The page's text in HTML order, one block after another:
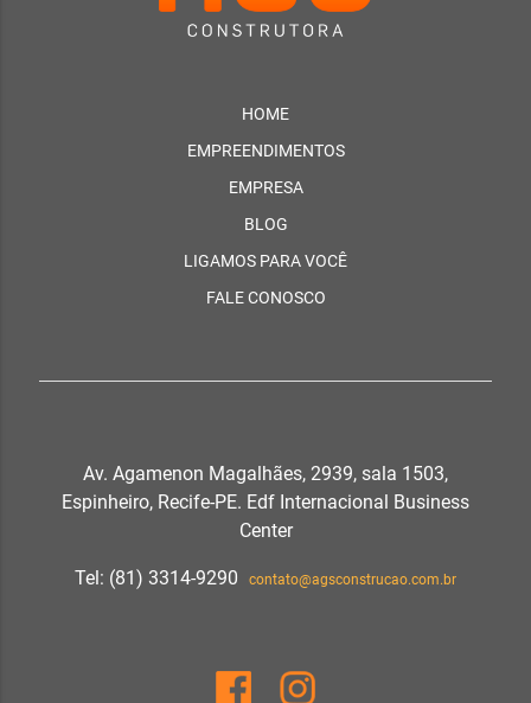
HOME
EMPREENDIMENTOS
EMPRESA
BLOG
LIGAMOS PARA VOCÊ
FALE CONOSCO
Av. Agamenon Magalhães, 2939, sala 1503,
Espinheiro, Recife-PE. Edf Internacional Business
Center
Tel: (81) 3314-9290 contato@agsconstrucao.com.br